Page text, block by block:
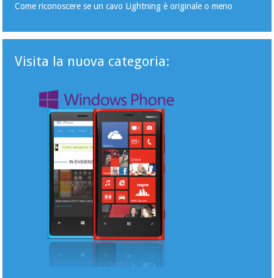
Come riconoscere se un cavo Lightning è originale o meno
Visita la nuova categoria: